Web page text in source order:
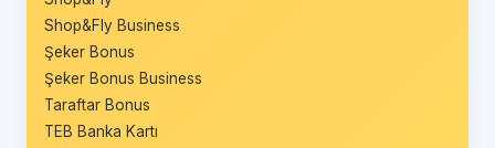
Shop&Fly Business
Şeker Bonus
Şeker Bonus Business
Taraftar Bonus
TEB Banka Kartı